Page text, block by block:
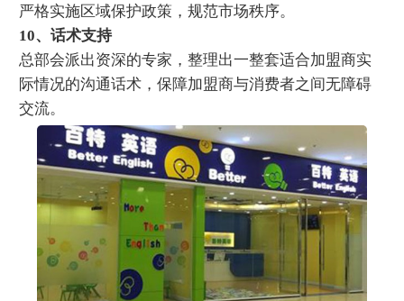
严格实施区域保护政策，规范市场秩序。
10、话术支持
总部会派出资深的专家，整理出一整套适合加盟商实
际情况的沟通话术，保障加盟商与消费者之间无障碍
交流。